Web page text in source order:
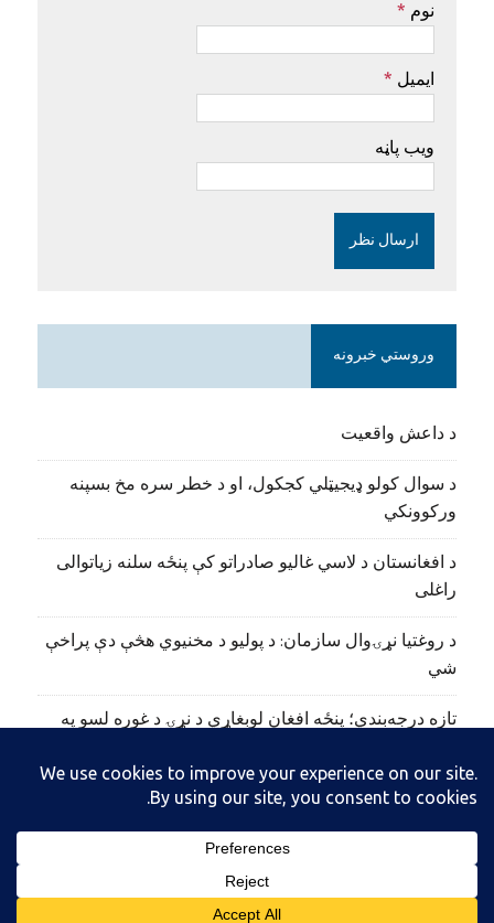
نوم *
ایمیل *
ویب پاڼه
وروستي خبرونه
د داعش واقعیت
د سوال کولو ډیجیټلي کجکول، او د خطر سره مخ بسپنه
ورکوونکي
د افغانستان د لاسي غالیو صادراتو کې پنځه سلنه زیاتوالی
راغلی
د روغتیا نړۍوال سازمان: د پولیو د مخنیوي هڅې دې پراخې
شي
تازه درجه‌بندي؛ پنځه افغان لوبغاړي د نړۍ د غوره لسو په